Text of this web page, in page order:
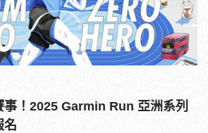
事！2025 Garmin Run 亞洲系列
名